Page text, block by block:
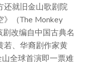
还就旧金山歌剧院
》（The Monkey
改编自中国古典名
若、华裔剧作家黄
全球首演即一票难